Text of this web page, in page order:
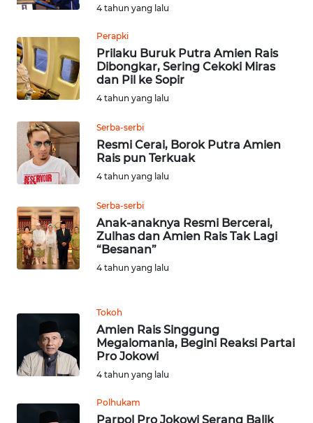
4 tahun yang lalu
Perapki
Prilaku Buruk Putra Amien Rais
Dibongkar, Sering Cekoki Miras
dan Pil ke Sopir
4 tahun yang lalu
Serba-serbi
Resmi Cerai, Borok Putra Amien
Rais pun Terkuak
4 tahun yang lalu
Serba-serbi
Anak-anaknya Resmi Bercerai,
Zulhas dan Amien Rais Tak Lagi
“Besanan”
4 tahun yang lalu
Tokoh
Amien Rais Singgung
Megalomania, Begini Reaksi Partai
Pro Jokowi
4 tahun yang lalu
Polhukam
Parpol Pro Jokowi Serang Balik
SULTRA
WN
NTB
WN
WN
SULBAR
BABEL
WN
SUMBAR
SUMSEL
WN
BENGKULU
WN
LAMPUNG